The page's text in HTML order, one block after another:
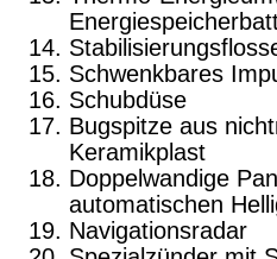
Schwenkbares
Schubdüse
Bugspitze aus
Keramikplast
Doppelwandige
automatischen
Navigationsradar